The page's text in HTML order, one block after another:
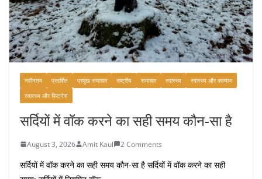
नवीनतम प्रदर्शित प्रमुख समाचार राष्ट्रीय समाचार स्वास्थ्य
स्वास्थ्य और कल्याण
स्वास्थ्य और फिटनेस
सर्दियों में वॉक करने का सही समय कौन-सा है
August 3, 2026 Amit Kaul 2 Comments
सर्दियों में वॉक करने का सही समय कौन-सा है सर्दियों में वॉक करने का सही